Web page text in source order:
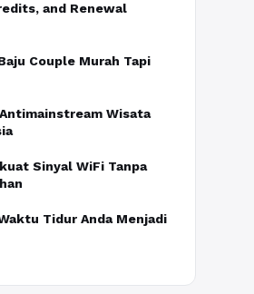
and Renewal
Couple Murah Tapi
Wisata
Sinyal WiFi Tanpa
Tidur Anda Menjadi